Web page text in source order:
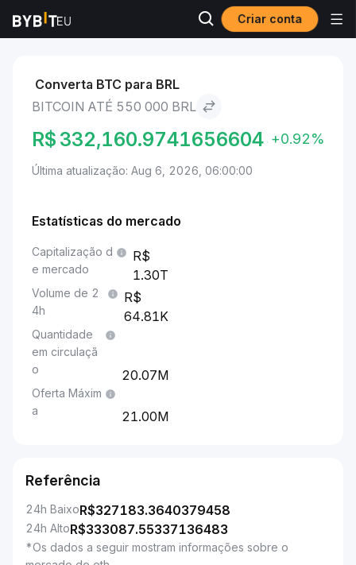
Criar conta
Mercados Bitcoin to 550 000 BRL
Converta BTC para BRL
BITCOIN ATÉ 550 000 BRL
R$ 332,160.9741656604 +0.92%
Última atualização: Aug 6, 2026, 06:00:00
Estatísticas do mercado
Capitalização d
e mercado
1.30T
Volume de 2
4h
64.81K
Quantidade
em circulaçã
o
20.07M
Oferta Máxim
a
21.00M
Referência
24h BaixoR$327183.3640379458
24h AltoR$333087.55337136483
*Os dados a seguir mostram informações sobre o